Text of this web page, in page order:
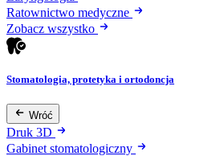
Ratownictwo medyczne
Zobacz wszystko
Stomatologia, protetyka i ortodoncja
Wróć
Druk 3D
Gabinet stomatologiczny